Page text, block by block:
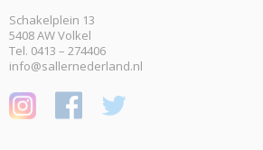
Schakelplein 13
5408 AW Volkel
Tel. 0413 – 274406
info@sallernederland.nl